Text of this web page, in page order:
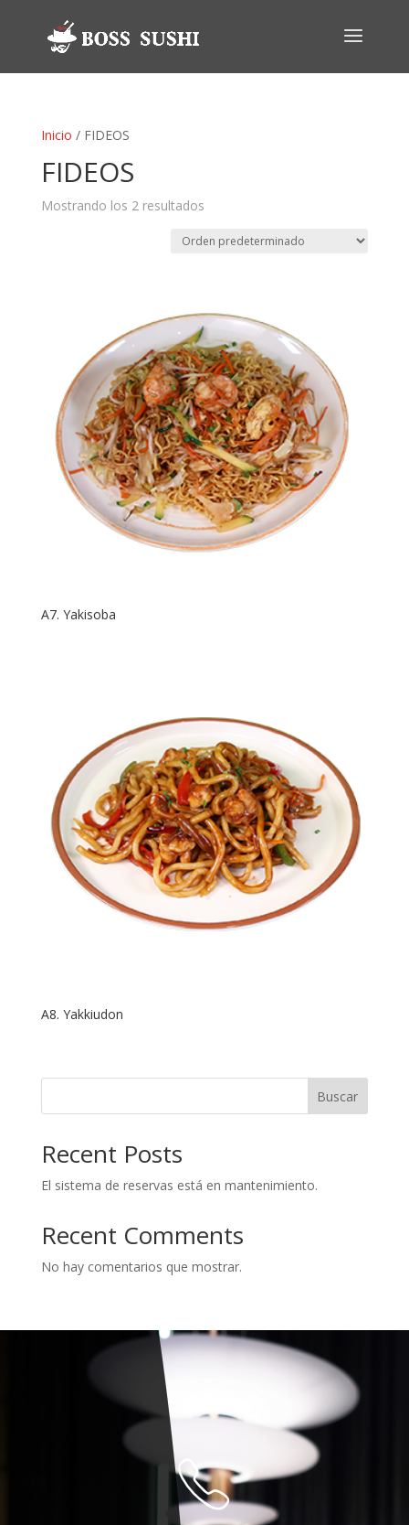
Inicio / FIDEOS
FIDEOS
Mostrando los 2 resultados
A7. Yakisoba
A8. Yakkiudon
Buscar
Recent Posts
El sistema de reservas está en mantenimiento.
Recent Comments
No hay comentarios que mostrar.